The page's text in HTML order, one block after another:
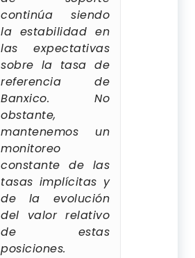
continúa siendo
la estabilidad en
las expectativas
sobre la tasa de
referencia de
Banxico. No
obstante,
mantenemos un
monitoreo
constante de las
tasas implícitas y
de la evolución
del valor relativo
de estas
posiciones.